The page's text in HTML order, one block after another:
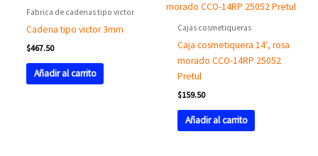
Fabrica de cadenas tipo victor
Cadena tipo victor 3mm
$467.50
Añadir al carrito
Cajas cosmetiqueras
Caja cosmetiquera 14′, rosa
morado CCO-14RP 25052
Pretul
$159.50
Añadir al carrito